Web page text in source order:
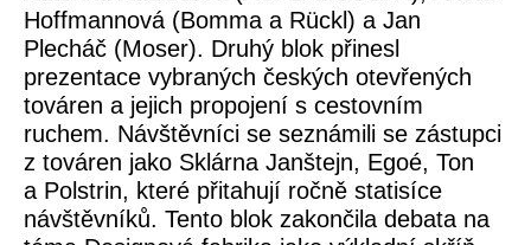
Hoffmannová (Bomma a Rückl) a Jan
Plecháč (Moser). Druhý blok přinesl
prezentace vybraných českých otevřených
továren a jejich propojení s cestovním
ruchem. Návštěvníci se seznámili se zástupci
z továren jako Sklárna Janštejn, Egoé, Ton
a Polstrin, které přitahují ročně statisíce
návštěvníků. Tento blok zakončila debata na